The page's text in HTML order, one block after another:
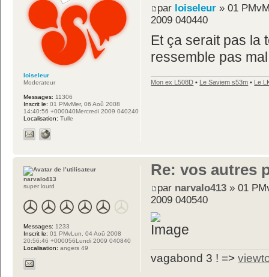
par loiseleur » 01
2009 040440
Et ça serait pas la
ressemble pas
Mon ex L508D • Le Saviem s53m • Le
loiseleur
Moderateur
Messages: 11306
Inscrit le: 01 PMvMer, 06 Aoû 2008
14:40:56 +000040Mercredi 2009 040240
Localisation: Tulle
Re: vos autres
par narvalo413 » 01
2009 040540
vagabond 3 ! =>
narvalo413
super lourd
Messages: 1233
Inscrit le: 01 PMvLun, 04 Aoû 2008
20:56:46 +000056Lundi 2009 040840
Localisation: angers 49